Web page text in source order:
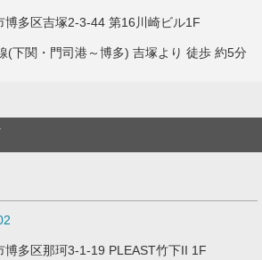
博多区吉塚2-3-44 第16川崎ビル1F
(下関・門司港～博多) 吉塚より 徒歩 約5分
博多区那珂3-1-19 PLEAST竹下II 1F